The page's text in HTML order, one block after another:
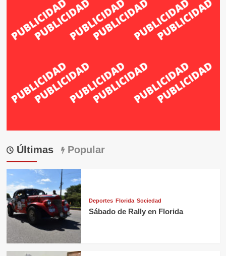
Últimas Popular
Deportes Florida Sociedad
Sábado de Rally en Florida